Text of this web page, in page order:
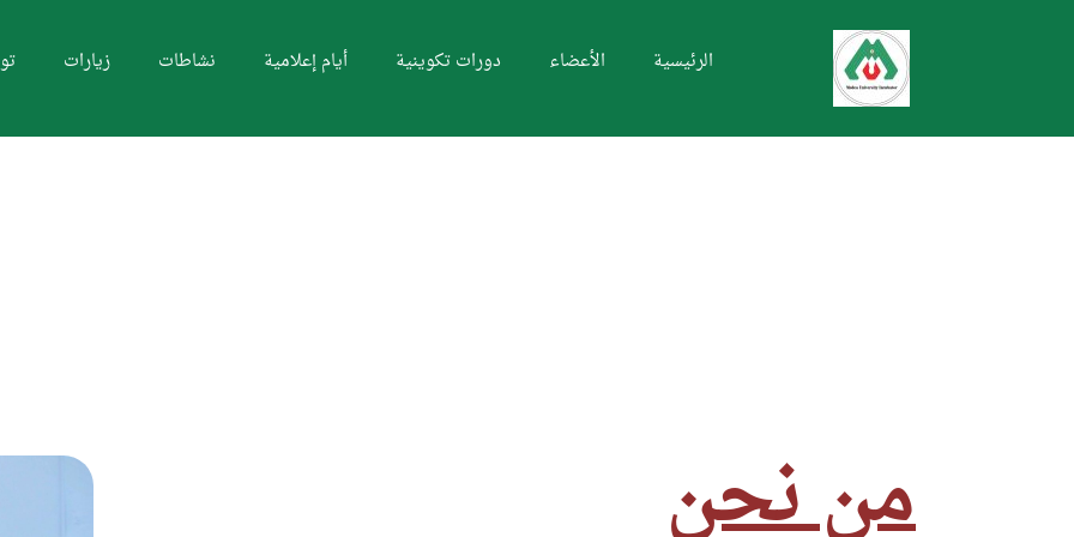
الرئيسية الأعضاء دورات تكوينية أيام إعلامية نشاطات زيارات
من نحن